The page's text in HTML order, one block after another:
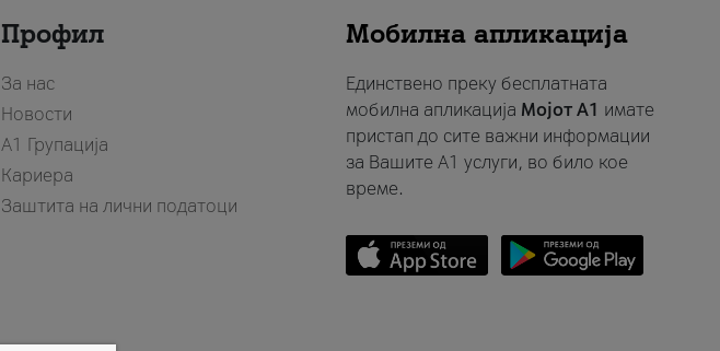
Профил
За нас
Новости
А1 Групација
Кариера
Заштита на лични податоци
Мобилна апликација
Единствено преку бесплатната
мобилна апликација Мојот A1 имате
пристап до сите важни информации
за Вашите A1 услуги, во било кое
време.